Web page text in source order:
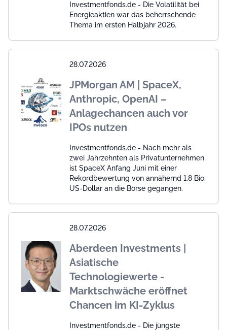
Investmentfonds.de - Die Volatilität bei
Energieaktien war das beherrschende
Thema im ersten Halbjahr 2026.
28.07.2026
JPMorgan AM | SpaceX,
Anthropic, OpenAI –
Anlagechancen auch vor
IPOs nutzen
Investmentfonds.de - Nach mehr als
zwei Jahrzehnten als Privatunternehmen
ist SpaceX Anfang Juni mit einer
Rekordbewertung von annähernd 1,8 Bio.
US-Dollar an die Börse gegangen.
28.07.2026
Aberdeen Investments |
Asiatische
Technologiewerte -
Marktschwäche eröffnet
Chancen im KI-Zyklus
Investmentfonds.de - Die jüngste